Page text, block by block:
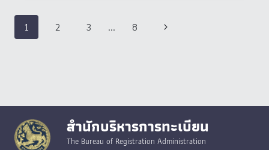
Page
navigation
1 2 3 … 8
Next
สำนักบริหารการทะเบียน
The Bureau of Registration Administration